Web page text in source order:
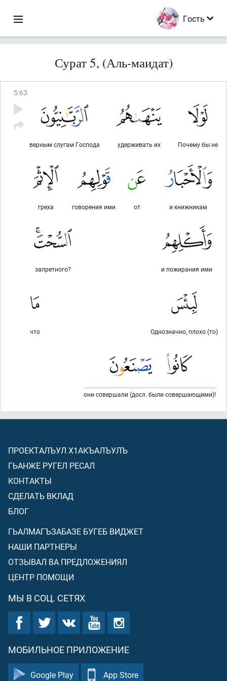
Гость
Сурат 5, (Аль-маидат)
5:63
Почему бы не
удерживать их
верным слугам Господа
и книжникам
от
говорения ими
греха
и пожирания ими
запретного?
Однозначно, плохо (то)
что
они совершали (досл. были совершающими)!
ПРОЕКТАЛЪУЛ Х1АКЪАЛЪУЛЪ
ГЬАНЖЕ РУГЕЛ РЕСАЛ
КОНТАКТЫ
СДЕЛАТЬ ВКЛАД
БЛОГ
ГЬАЛМАГЪЗАБАЗЕ БУГЕБ ВИДЖЕТ
НАШИ ПАРТНЕРЫ
ОТЗЫВАЛ ВА ПРЕДЛОЖЕНИЯЛ
ЦЕНТР ПОМОЩИ
МЫ В СОЦ. СЕТЯХ
МОБИЛЬНОЕ ПРИЛОЖЕНИЕ
Google Play App Store